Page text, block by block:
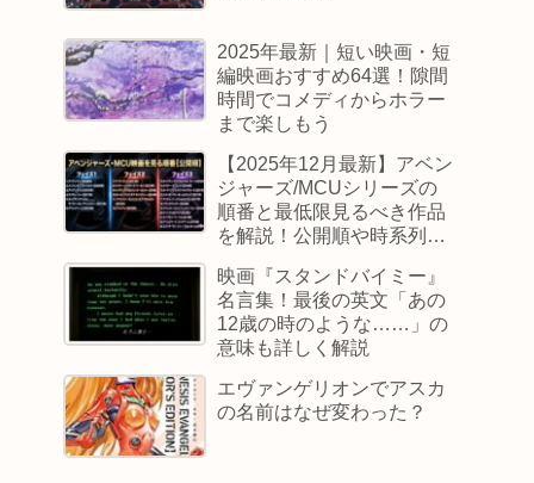
2025年最新｜短い映画・短
編映画おすすめ64選！隙間
時間でコメディからホラー
まで楽しもう
【2025年12月最新】アベン
ジャーズ/MCUシリーズの
順番と最低限見るべき作品
を解説！公開順や時系列順
映画『スタンドバイミー』
名言集！最後の英文「あの
12歳の時のような……」の
意味も詳しく解説
エヴァンゲリオンでアスカ
の名前はなぜ変わった？